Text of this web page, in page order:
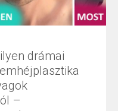
drámai
–